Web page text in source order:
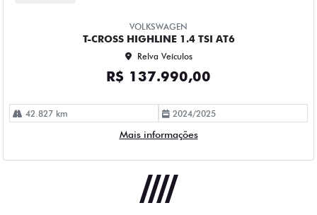
VOLKSWAGEN
T-CROSS HIGHLINE 1.4 TSI AT6
Relva Veículos
R$ 137.990,00
42.827 km 2024/2025
Mais informações